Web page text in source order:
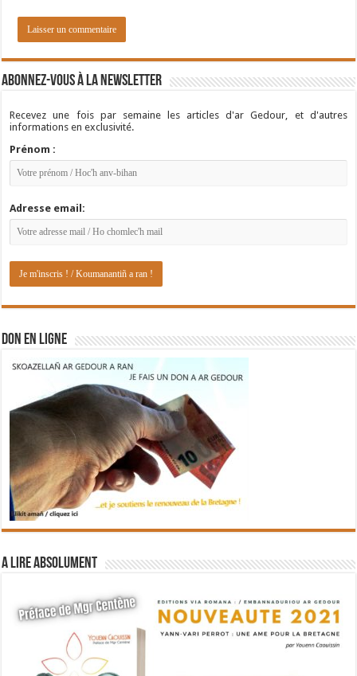
Abonnez-vous à la newsletter
Recevez une fois par semaine les articles d'ar Gedour, et d'autres
informations en exclusivité.
Prénom :
Adresse email:
DON EN LIGNE
A lire absolument